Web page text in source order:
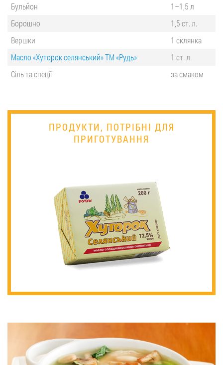
Бульйон
1–1,5 л
Борошно
1,5 ст. л.
Вершки
1 склянка
Масло «Хуторок селянський» ТМ «Рудь»
1 ст. л.
Сіль та спеції
за смаком
ПРОДУКТИ, ПОТРІБНІ ДЛЯ
ПРИГОТУВАННЯ